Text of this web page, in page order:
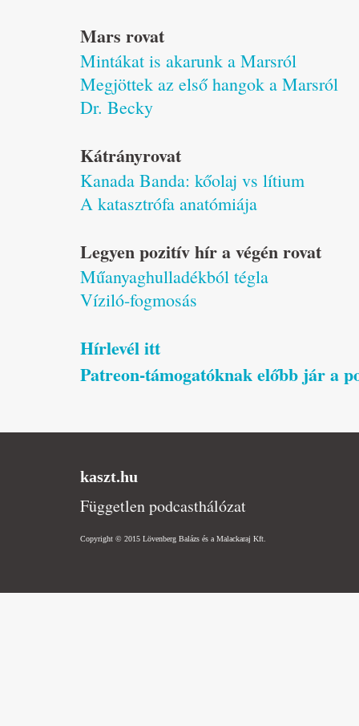
Mars rovat
Mintákat is akarunk a Marsról
Megjöttek az első hangok a Marsról
Dr. Becky
Kátrányrovat
Kanada Banda: kőolaj vs lítium
A katasztrófa anatómiája
Legyen pozitív hír a végén rovat
Műanyaghulladékból tégla
Víziló-fogmosás
Hírlevél itt
Patreon-támogatóknak előbb jár a
kaszt.hu
Független podcasthálózat
Copyright © 2015 Lövenberg Balázs és a Malackaraj Kft.